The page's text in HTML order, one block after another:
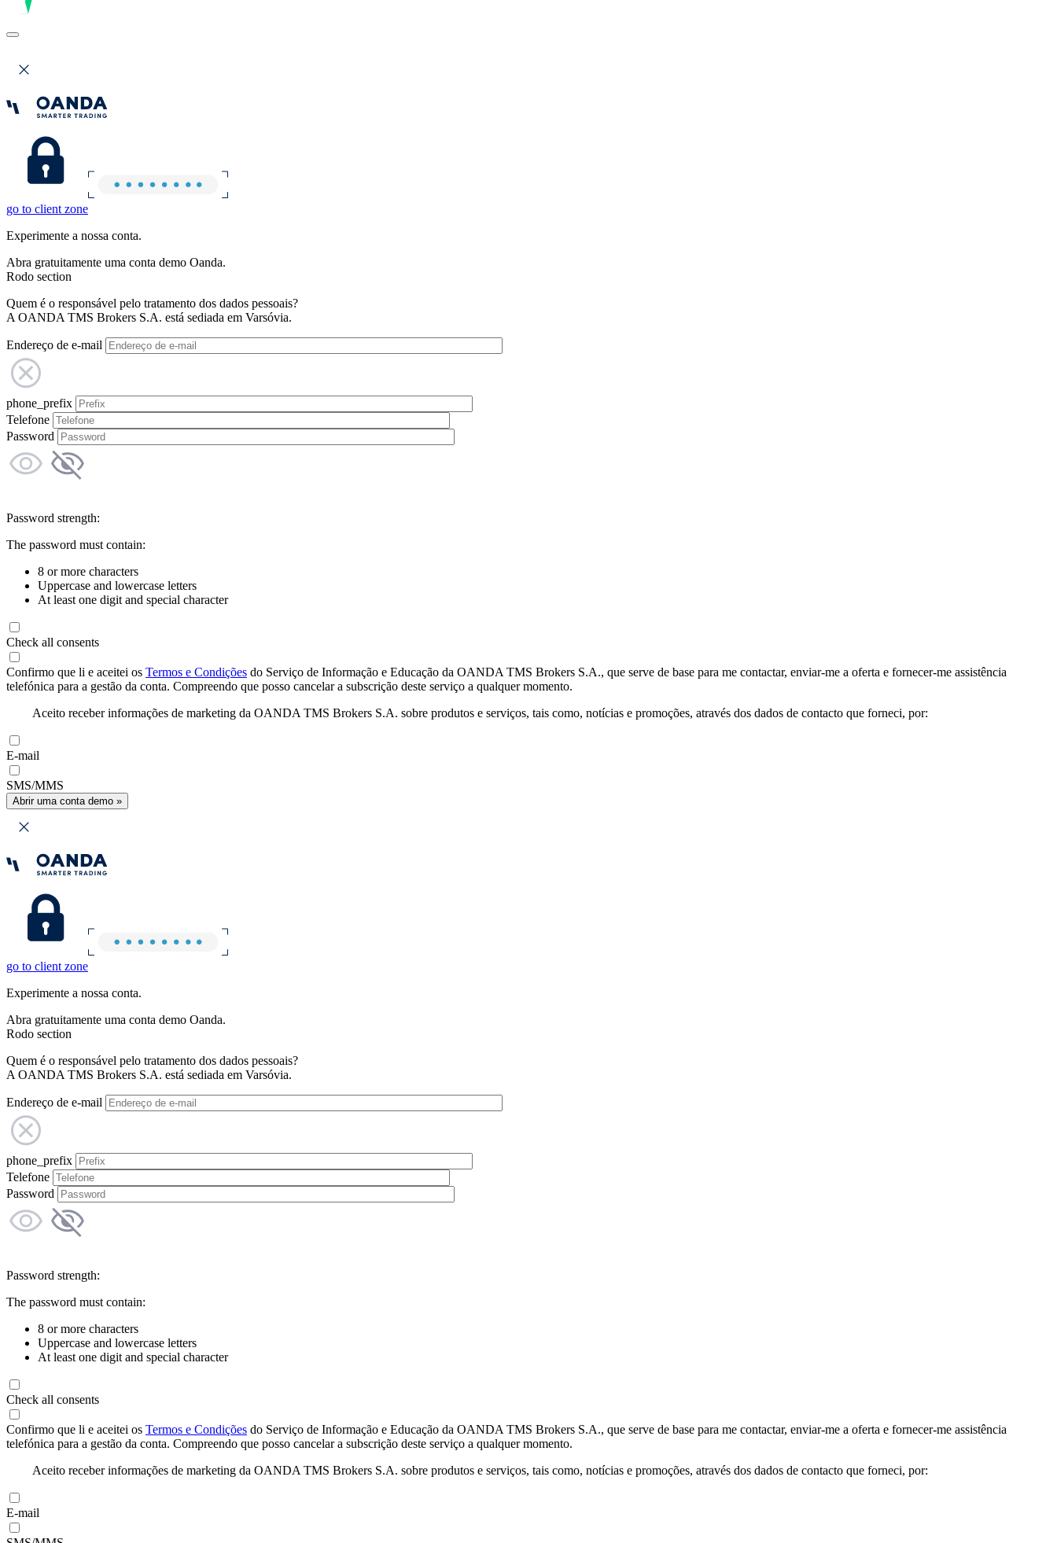
go to client zone
Experimente a nossa conta.
Abra gratuitamente uma conta demo Oanda.
Rodo section
Quem é o responsável pelo tratamento dos dados pessoais?
A OANDA TMS Brokers S.A. está sediada em Varsóvia.
Endereço de e-mail
phone_prefix
Telefone
Password
Password strength:
The password must contain:
8 or more characters
Uppercase and lowercase letters
At least one digit and special character
Check all consents
Confirmo que li e aceitei os Termos e Condições do Serviço de Informação e Educação da OANDA TMS Brokers S.A., que serve de base para me contactar, enviar-me a oferta e fornecer-me assistência
telefónica para a gestão da conta. Compreendo que posso cancelar a subscrição deste serviço a qualquer momento.
Aceito receber informações de marketing da OANDA TMS Brokers S.A. sobre produtos e serviços, tais como, notícias e promoções, através dos dados de contacto que forneci, por:
E-mail
SMS/MMS
Abrir uma conta demo »
go to client zone
Experimente a nossa conta.
Abra gratuitamente uma conta demo Oanda.
Rodo section
Quem é o responsável pelo tratamento dos dados pessoais?
A OANDA TMS Brokers S.A. está sediada em Varsóvia.
Endereço de e-mail
phone_prefix
Telefone
Password
Password strength:
The password must contain:
8 or more characters
Uppercase and lowercase letters
At least one digit and special character
Check all consents
Confirmo que li e aceitei os Termos e Condições do Serviço de Informação e Educação da OANDA TMS Brokers S.A., que serve de base para me contactar, enviar-me a oferta e fornecer-me assistência
telefónica para a gestão da conta. Compreendo que posso cancelar a subscrição deste serviço a qualquer momento.
Aceito receber informações de marketing da OANDA TMS Brokers S.A. sobre produtos e serviços, tais como, notícias e promoções, através dos dados de contacto que forneci, por:
E-mail